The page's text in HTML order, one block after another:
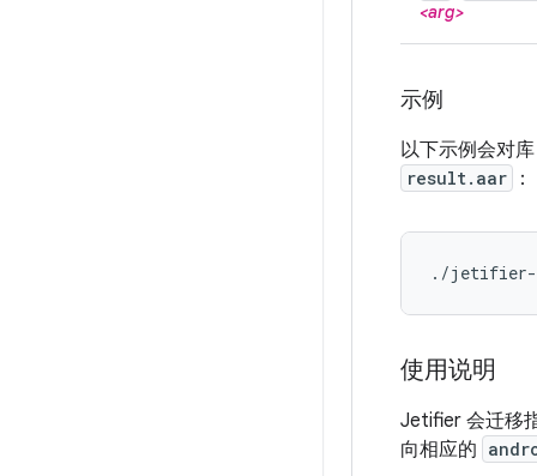
<arg>
示例
以下示例会对
result.aar ：
使用说明
Jetifier 会迁移
向相应的